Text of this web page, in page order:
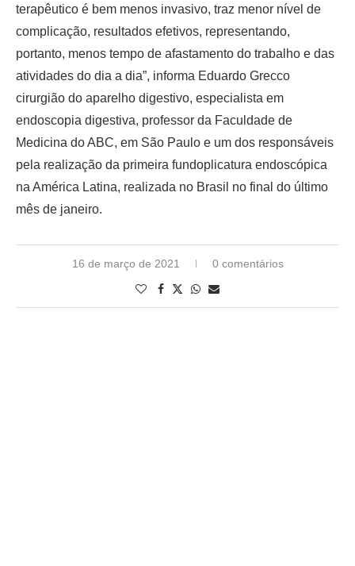
terapêutico é bem menos invasivo, traz menor nível de
complicação, resultados efetivos, representando,
portanto, menos tempo de afastamento do trabalho e das
atividades do dia a dia”, informa Eduardo Grecco
cirurgião do aparelho digestivo, especialista em
endoscopia digestiva, professor da Faculdade de
Medicina do ABC, em São Paulo e um dos responsáveis
pela realização da primeira fundoplicatura endoscópica
na América Latina, realizada no Brasil no final do último
mês de janeiro.
16 de março de 2021 0 comentários